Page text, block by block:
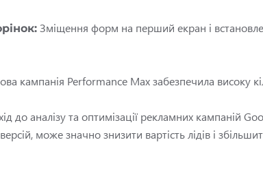
Зміщення форм на перший екран і
кампанія Performance Max забезпечила високу
до аналізу та оптимізації рекламних кампаній
може значно знизити вартість лідів і